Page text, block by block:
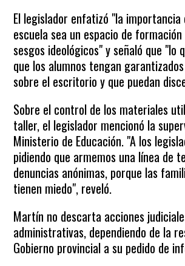
El legislador enfatizó "la importancia
escuela sea un espacio de
sesgos ideológicos" y señaló que "lo
que los alumnos tengan
sobre el escritorio y que puedan
Sobre el control de los materiales
taller, el legislador mencionó la
Ministerio de Educación. "A los
pidiendo que armemos una línea de
denuncias anónimas, porque las
tienen miedo", reveló.
Martín no descarta acciones
administrativas, dependiendo de la
Gobierno provincial a su pedido de